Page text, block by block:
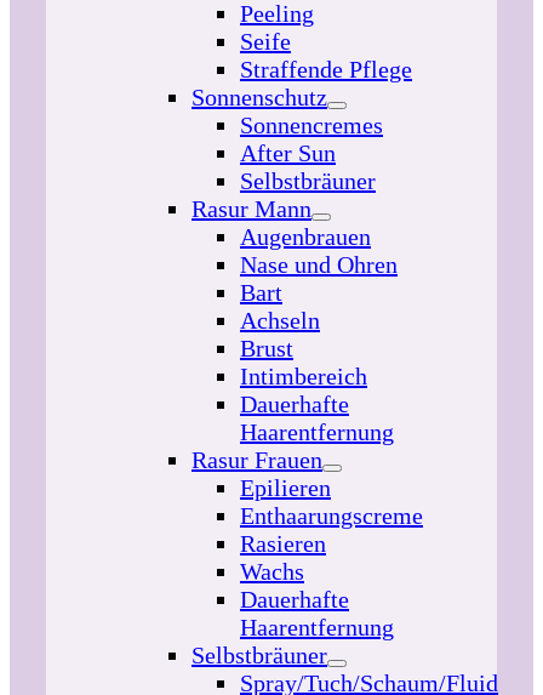
Peeling
Seife
Straffende Pflege
Sonnenschutz
Sonnencremes
After Sun
Selbstbräuner
Rasur Mann
Augenbrauen
Nase und Ohren
Bart
Achseln
Brust
Intimbereich
Dauerhafte
Haarentfernung
Rasur Frauen
Epilieren
Enthaarungscreme
Rasieren
Wachs
Dauerhafte
Haarentfernung
Selbstbräuner
Spray/Tuch/Schaum/Fluid